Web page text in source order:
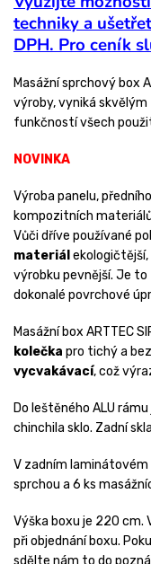
techniky a
DPH. Pro ceník
Masážní sprchový box
výroby, vyniká
funkčností všech
NOVINKA
Výroba panelu,
kompozitních
Vůči dříve používané
materiál
výrobku pevnější. Je
dokonalé povrchové
Masážní box ARTTEC
kolečka pro tichý a
vycvakávací, což
Do leštěného ALU
chinchila sklo. Zadní
V zadním
sprchou a 6 ks
Výška boxu je 220 cm.
při objednání boxu.